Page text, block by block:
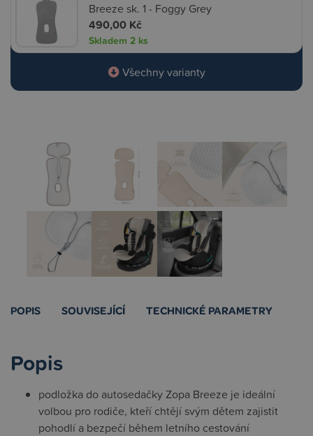
Breeze sk. 1 - Foggy Grey
490,00 Kč
Skladem 2 ks
Všechny varianty
POPIS SOUVISEJÍCÍ TECHNICKÉ PARAMETRY
Popis
podložka do autosedačky Zopa Breeze je ideální
volbou pro rodiče, kteří chtějí svým dětem zajistit
pohodlí a bezpečí během letního cestování